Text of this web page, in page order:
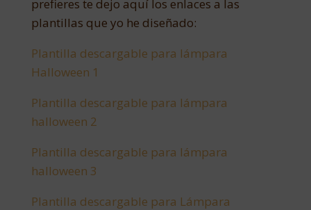
prefieres te dejo aquí los enlaces a las
plantillas que yo he diseñado:
Plantilla descargable para lámpara
Halloween 1
Plantilla descargable para lámpara
halloween 2
Plantilla descargable para lámpara
halloween 3
Plantilla descargable para Lámpara